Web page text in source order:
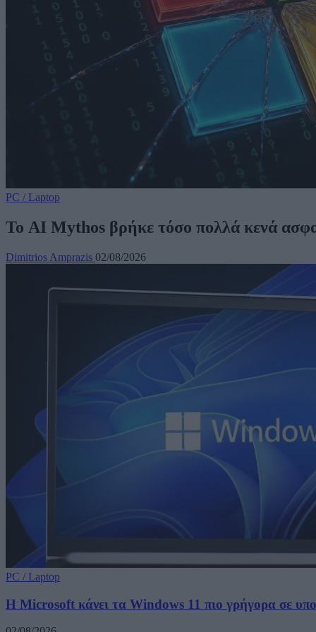
PC / Laptop
Το AI Mythos βρήκε τόσο πολλά κενά
Dimitrios Amprazis 02/08/2026
PC / Laptop
Η Microsoft κάνει τα Windows 11 πιο γρήγορα σε